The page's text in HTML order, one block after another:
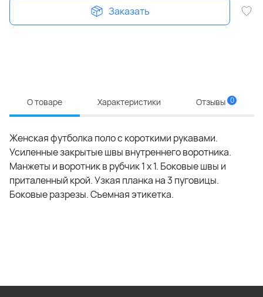
Заказать
О товаре Характеристики Отзывы 0
Женская футболка поло с короткими рукавами.
Усиленные закрытые швы внутреннего воротника.
Манжеты и воротник в рубчик 1 x 1. Боковые швы и
приталенный крой. Узкая планка на 3 пуговицы.
Боковые разрезы. Съемная этикетка.